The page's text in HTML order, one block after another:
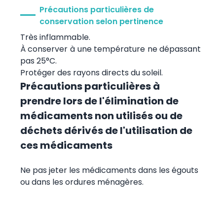
Précautions particulières de
conservation selon pertinence
Très inflammable.
À conserver à une température ne dépassant
pas 25°C.
Protéger des rayons directs du soleil.
Précautions particulières à
prendre lors de l'élimination de
médicaments non utilisés ou de
déchets dérivés de l'utilisation de
ces médicaments
Ne pas jeter les médicaments dans les égouts
ou dans les ordures ménagères.